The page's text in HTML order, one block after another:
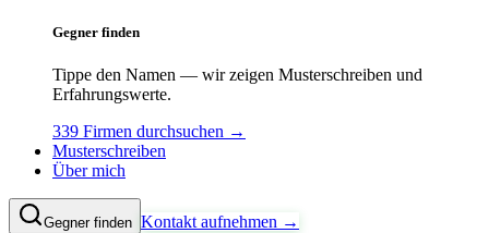
Gegner finden
Tippe den Namen — wir zeigen Musterschreiben und
Erfahrungswerte.
339 Firmen durchsuchen →
Musterschreiben
Über mich
Gegner finden Kontakt aufnehmen →